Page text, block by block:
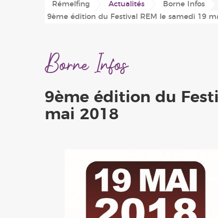
Conseil Municipal
Plan du village
Périscolaire
Rémelfing Actualités
Borne Infos
9ème édition du Festival REM le samedi 19
Borne Infos
9ème édition du
mai 2018